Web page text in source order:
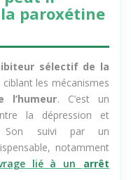
peut il
paroxétine
sélectif de la
les mécanismes
l’humeur. C’est un
la dépression et
suivi par un
notamment